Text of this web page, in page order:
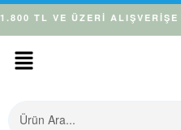
1.800 TL VE ÜZERİ ALIŞVERİŞE